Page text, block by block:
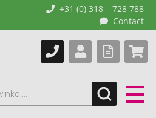
+31 (0) 318 – 728 788
Contact